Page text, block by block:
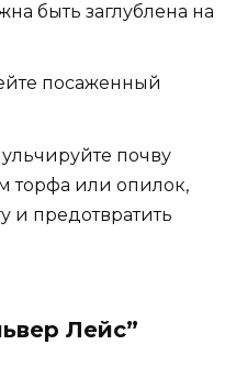
быть заглублена на
посаженный
почву
торфа или опилок,
и предотвратить
Лейс”